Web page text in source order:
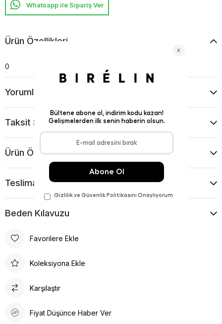
Whatsapp ile Sipariş Ver
Ürün Özellikleri
0
Yorumlar
Taksit Seçenekleri
Ürün Önerileri
Teslimat Ve İade Koşulları
Beden Kılavuzu
Favorilere Ekle
Koleksiyona Ekle
Karşılaştır
Fiyat Düşünce Haber Ver